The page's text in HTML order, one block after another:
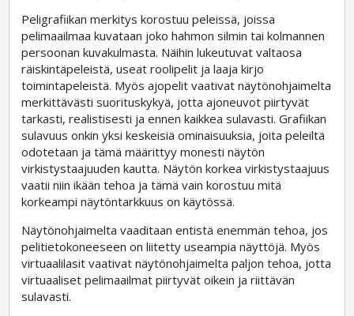
Peligrafiikan merkitys korostuu peleissä, joissa
pelimaailmaa kuvataan joko hahmon silmin tai kolmannen
persoonan kuvakulmasta. Näihin lukeutuvat valtaosa
räiskintäpeleistä, useat roolipelit ja laaja kirjo
toimintapeleistä. Myös ajopelit vaativat näytönohjaimelta
merkittävästi suorituskykyä, jotta ajoneuvot piirtyvät
tarkasti, realistisesti ja ennen kaikkea sulavasti. Grafiikan
sulavuus onkin yksi keskeisiä ominaisuuksia, joita peleiltä
odotetaan ja tämä määrittyy monesti näytön
virkistystaajuuden kautta. Näytön korkea virkistystaajuus
vaatii niin ikään tehoa ja tämä vain korostuu mitä
korkeampi näytöntarkkuus on käytössä.
Näytönohjaimelta vaaditaan entistä enemmän tehoa, jos
pelitietokoneeseen on liitetty useampia näyttöjä. Myös
virtuaalilasit vaativat näytönohjaimelta paljon tehoa, jotta
virtuaaliset pelimaailmat piirtyvät oikein ja riittävän
sulavasti.